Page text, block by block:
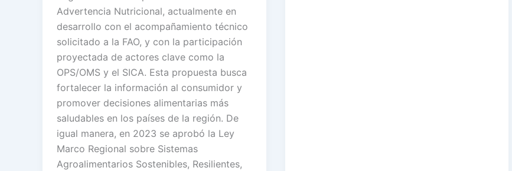
Advertencia Nutricional, actualmente en
desarrollo con el acompañamiento técnico
solicitado a la FAO, y con la participación
proyectada de actores clave como la
OPS/OMS y el SICA. Esta propuesta busca
fortalecer la información al consumidor y
promover decisiones alimentarias más
saludables en los países de la región. De
igual manera, en 2023 se aprobó la Ley
Marco Regional sobre Sistemas
Agroalimentarios Sostenibles, Resilientes,